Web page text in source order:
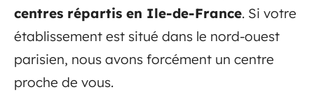
centres répartis en Ile-de-France. Si votre
établissement est situé dans le nord-ouest
parisien, nous avons forcément un centre
proche de vous.